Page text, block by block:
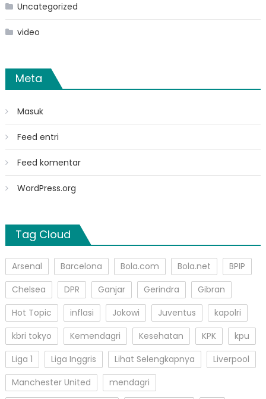
Uncategorized
video
Meta
Masuk
Feed entri
Feed komentar
WordPress.org
Tag Cloud
Arsenal Barcelona Bola.com Bola.net
BPIP
Chelsea
DPR Ganjar Gerindra
Gibran
Hot Topic
inflasi Jokowi Juventus
kapolri
kbri tokyo
Kemendagri Kesehatan KPK
kpu
Liga 1
Liga Inggris Lihat Selengkapnya
Liverpool
Manchester United
mendagri